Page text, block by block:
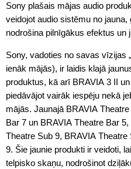
Sony plašais mājas audio
veidojot audio sistēmu no
nodrošina pilnīgākus efektus un
Sony, vadoties no savas vīzijas
ienāk mājās), ir laidis klajā
produktus, kā arī BRAVIA 3 II
piedāvājot vairāk iespēju nekā
mājās. Jaunajā BRAVIA
Bar 7 un BRAVIA Theatre Bar
Theatre Sub 9, BRAVIA
9. Šie jaunie produkti ir veidoti,
telpisko skaņu, nodrošinot